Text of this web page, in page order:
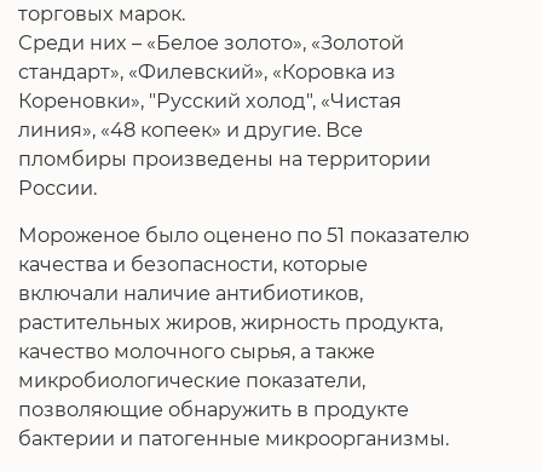
торговых марок.
Среди них – «Белое золото», «Золотой
стандарт», «Филевский», «Коровка из
Кореновки», "Русский холод", «Чистая
линия», «48 копеек» и другие. Все
пломбиры произведены на территории
России.
Мороженое было оценено по 51 показателю
качества и безопасности, которые
включали наличие антибиотиков,
растительных жиров, жирность продукта,
качество молочного сырья, а также
микробиологические показатели,
позволяющие обнаружить в продукте
бактерии и патогенные микроорганизмы.